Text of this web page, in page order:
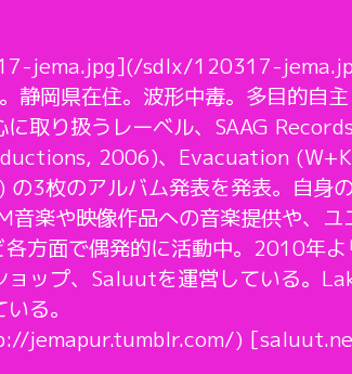
jema.jpg](/sdlx/120317-
静岡県在住。波形中毒。多目的自
に取り扱うレーベル、SAAG
2006)、Evacuation
3枚のアルバム発表を発表。自
音楽や映像作品への音楽提供や
方面で偶発的に活動中。2010年
ョップ、Saluutを運営している。
る。
jemapur.tumblr.com/)